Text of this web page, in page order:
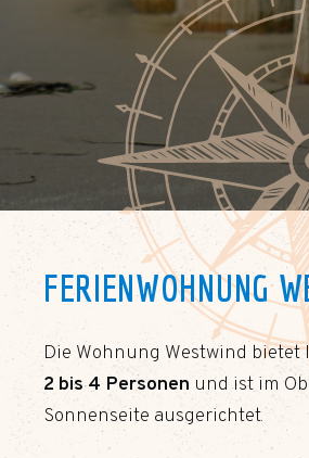
FERIENWOHNUNG
Die Wohnung Westwind
2 bis 4 Personen und ist im
Sonnenseite ausgerichtet.